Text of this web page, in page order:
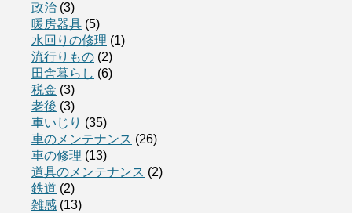
政治 (3)
暖房器具 (5)
水回りの修理 (1)
流行りもの (2)
田舎暮らし (6)
税金 (3)
老後 (3)
車いじり (35)
車のメンテナンス (26)
車の修理 (13)
道具のメンテナンス (2)
鉄道 (2)
雑感 (13)